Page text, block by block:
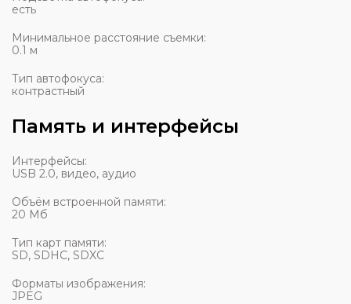
есть
Минимальное расстояние съемки:
0.1 м
Тип автофокуса:
контрастный
Память и интерфейсы
Интерфейсы:
USB 2.0, видео, аудио
Объём встроенной памяти:
20 Мб
Тип карт памяти:
SD, SDHC, SDXC
Форматы изображения:
JPEG